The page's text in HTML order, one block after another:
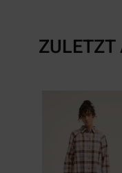
ZULETZT